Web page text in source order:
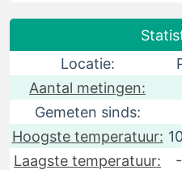
Locatie:
Aantal metingen:
Gemeten sinds:
Hoogste temperatuur:
Laagste temperatuur: